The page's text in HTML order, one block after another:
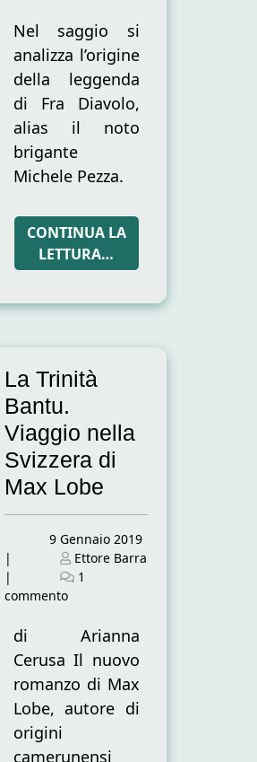
Diavolo
Lèopold-
Sigisbert
Hugo
Nel saggio si
analizza l’origine
della leggenda
di Fra Diavolo,
alias il noto
brigante
Michele Pezza.
CONTINUA LA
LETTURA…
La Trinità
Bantu.
Viaggio nella
Svizzera di
Max Lobe
Posted
on
9 Gennaio 2019
|
Posted
on
Ettore Barra
|
1
commentosu
Trinità
Bantu.
Viaggio
nella
Svizzera
di Arianna
Cerusa Il nuovo
romanzo di Max
Lobe, autore di
origini
camerunensi